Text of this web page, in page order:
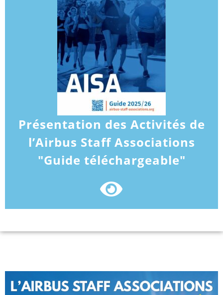
Présentation des Activités de
l’Airbus Staff Associations
"Guide téléchargeable"